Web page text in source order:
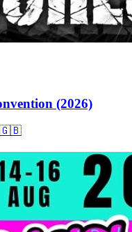
(2026)
🇬🇧